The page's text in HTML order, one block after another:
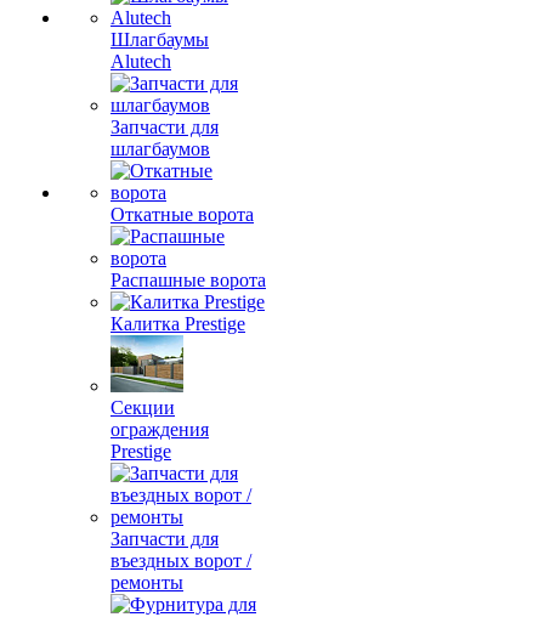
Шлагбаумы
Alutech
Запчасти для
шлагбаумов
Откатные ворота
Распашные ворота
Калитка Prestige
Секции
ограждения
Prestige
Запчасти для
въездных ворот /
ремонты